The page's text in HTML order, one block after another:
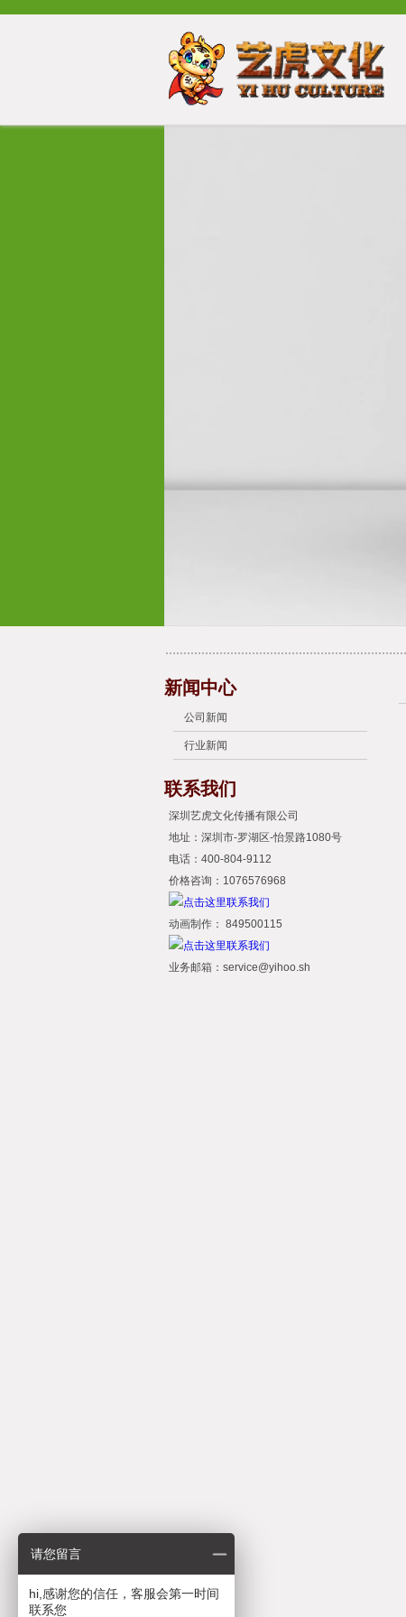
新闻中心
公司新闻
行业新闻
联系我们
深圳艺虎文化传播有限公司
地址：深圳市-罗湖区-怡景路1080号
电话：400-804-9112
价格咨询：1076576968
动画制作： 849500115
业务邮箱：service@yihoo.sh
请您留言
hi,感谢您的信任，客服会第一时间
联系您